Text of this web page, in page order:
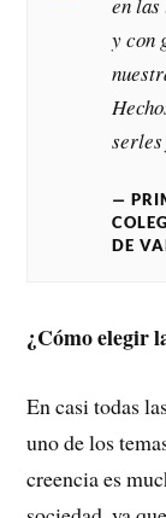
y con
DE
¿Cómo elegir
En casi todas
uno de los
creencia es